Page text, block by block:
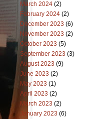
March 2024 (2)
February 2024 (2)
December 2023 (6)
November 2023 (2)
October 2023 (5)
September 2023 (3)
August 2023 (9)
June 2023 (2)
May 2023 (1)
April 2023 (2)
March 2023 (2)
January 2023 (6)